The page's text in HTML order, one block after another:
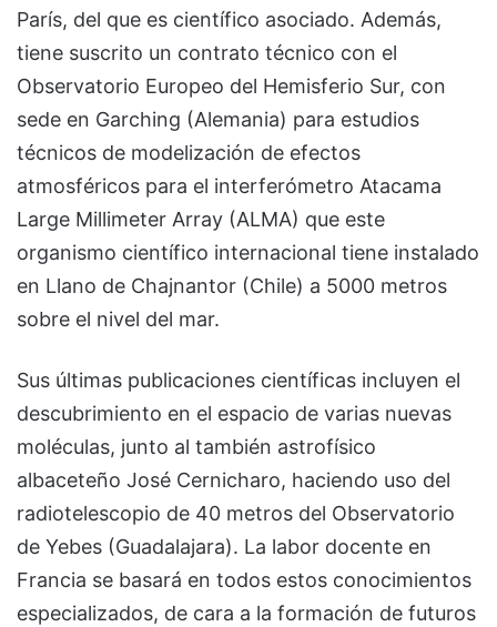
París, del que es científico asociado. Además,
tiene suscrito un contrato técnico con el
Observatorio Europeo del Hemisferio Sur, con
sede en Garching (Alemania) para estudios
técnicos de modelización de efectos
atmosféricos para el interferómetro Atacama
Large Millimeter Array (ALMA) que este
organismo científico internacional tiene instalado
en Llano de Chajnantor (Chile) a 5000 metros
sobre el nivel del mar.
Sus últimas publicaciones científicas incluyen el
descubrimiento en el espacio de varias nuevas
moléculas, junto al también astrofísico
albaceteño José Cernicharo, haciendo uso del
radiotelescopio de 40 metros del Observatorio
de Yebes (Guadalajara). La labor docente en
Francia se basará en todos estos conocimientos
especializados, de cara a la formación de futuros